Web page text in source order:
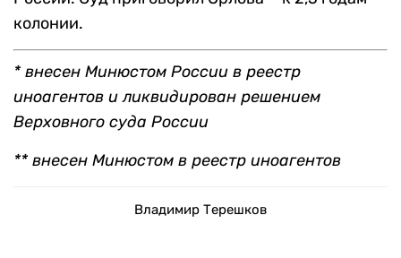
колонии.
* внесен Минюстом России в реестр
иноагентов и ликвидирован решением
Верховного суда России
** внесен Минюстом в реестр иноагентов
Владимир Терешков